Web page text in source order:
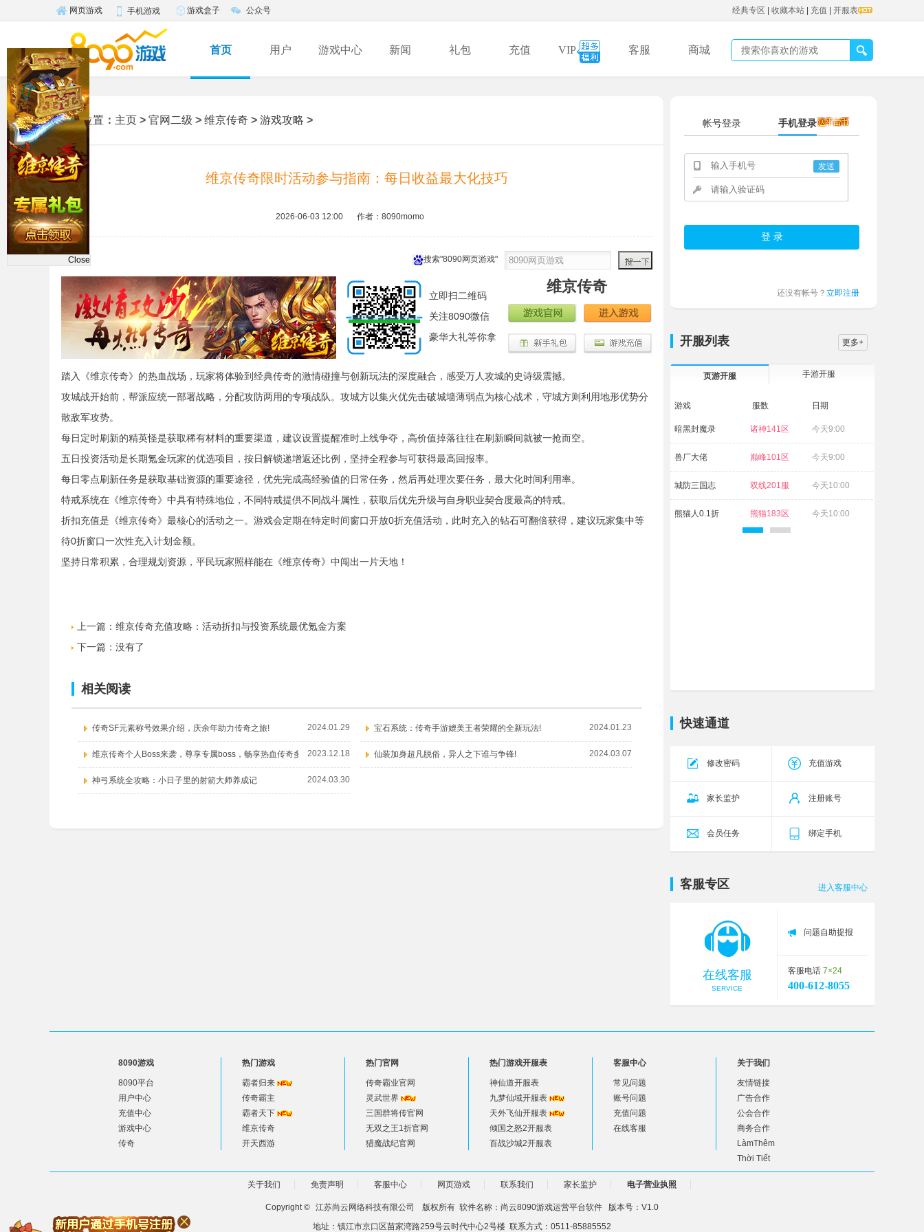
网页游戏 手机游戏 游戏盒子 公众号 经典专区 收藏本站 充值 开服表
首页 用户 游戏中心 新闻 礼包 充值 VIP 客服 商城
您的位置 ： 主页 > 官网二级 > 维京传奇 > 游戏攻略 >
维京传奇限时活动参与指南：每日收益最大化技巧
2026-06-03 12:00 作者：8090momo
搜索"8090网页游戏"
立即扫二维码
关注8090微信
豪华大礼等你拿
维京传奇
踏入《维京传奇》的热血战场，玩家将体验到经典传奇的激情碰撞与创新玩法的深度融合，感受万人攻城的史诗级震撼。
攻城战开始前，帮派应统一部署战略，分配攻防两用的专项战队。攻城方以集火优先击破城墙薄弱点为核心战术，守城方则利用地形优势分
散敌军攻势。
每日定时刷新的精英怪是获取稀有材料的重要渠道，建议设置提醒准时上线争夺，高价值掉落往往在刷新瞬间就被一抢而空。
五日投资活动是长期氪金玩家的优选项目，按日解锁递增返还比例，坚持全程参与可获得最高回报率。
每日零点刷新任务是获取基础资源的重要途径，优先完成高经验值的日常任务，然后再处理次要任务，最大化时间利用率。
特戒系统在《维京传奇》中具有特殊地位，不同特戒提供不同战斗属性，获取后优先升级与自身职业契合度最高的特戒。
折扣充值是《维京传奇》最核心的活动之一。游戏会定期在特定时间窗口开放0折充值活动，此时充入的钻石可翻倍获得，建议玩家集中等
待0折窗口一次性充入计划金额。
坚持日常积累，合理规划资源，平民玩家照样能在《维京传奇》中闯出一片天地！
上一篇： 维京传奇充值攻略：活动折扣与投资系统最优氪金方案
下一篇：没有了
相关阅读
传奇SF元素称号效果介绍，庆余年助力传奇之旅! 2024.01.29 宝石系统：传奇手游媲美王者荣耀的全新玩法! 2024.01.23
维京传奇个人Boss来袭，尊享专属boss，畅享热血传奇多 2023.12.18 仙装加身超凡脱俗，异人之下谁与争锋! 2024.03.07
神弓系统全攻略：小日子里的射箭大师养成记 2024.03.30
帐号登录 手机登录
发送
还没有帐号？ 立即注册
开服列表 更多+
页游开服 手游开服
游戏 服数 日期
暗黑封魔录 诸神141区 今天9:00
兽厂大佬 巅峰101区 今天9:00
城防三国志 双线201服 今天10:00
熊猫人0.1折 熊猫183区 今天10:00
九梦仙域 雁舞145服 今天0:05
九梦仙域 今天0:05
快速通道
修改密码 充值游戏
家长监护 注册账号
会员任务 绑定手机
进入客服中心
客服专区
在线客服
SERVICE
问题自助提报
客服电话 7×24
400-612-8055
8090游戏
8090平台
用户中心
充值中心
游戏中心
传奇
热门游戏
霸者归来
传奇霸主
霸者天下
维京传奇
开天西游
热门官网
传奇霸业官网
灵武世界
三国群将传官网
无双之王1折官网
猎魔战纪官网
热门游戏开服表
神仙道开服表
九梦仙域开服表
天外飞仙开服表
倾国之怒2开服表
百战沙城2开服表
客服中心
常见问题
账号问题
充值问题
在线客服
关于我们
友情链接
广告合作
公会合作
商务合作
LàmThêm
Thời Tiết
关于我们 免责声明 客服中心 网页游戏 联系我们 家长监护 电子营业执照
Copyright © 江苏尚云网络科技有限公司
版权所有 软件名称：尚云8090游戏运营平台软件 版本号：V1.0
地址：镇江市京口区苗家湾路259号云时代中心2号楼 联系方式：0511-85885552
Close